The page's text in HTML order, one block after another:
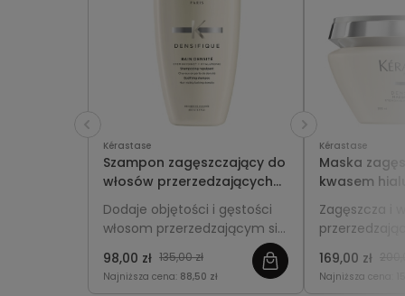
Kérastase
Szampon zagęszczający do
włosów przerzedzających
się - Kérastase Densifique
Bain Densité 250ml
Dodaje objętości i gęstości
włosom przerzedzającym się,
wzmacnia je od nasady i
przywraca lekkość oraz
sprężystość.
98,00 zł 135,00 zł
Najniższa cena: 88,50 zł
Kérastase
Maska
kwasem
włosów
się -
200ml
Zagęszcza i
regeneruje,
pasmom
169,00 zł
Najniższa cena: